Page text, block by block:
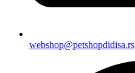
webshop@petshopdidisa.rs